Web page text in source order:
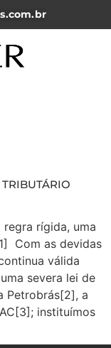
regra rígida, uma
Com as devidas
válida
severa lei de
Petrobrás[2], a
instituímos